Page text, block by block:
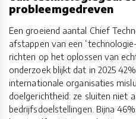
probleemgedreven
Een groeiend aantal Chief
afstappen van een
richten op het oplossen van
onderzoek blijkt dat in 2025
internationale organisaties
doelgerichtheid: ze sluiten niet
bedrijfsdoelstellingen. Bijna